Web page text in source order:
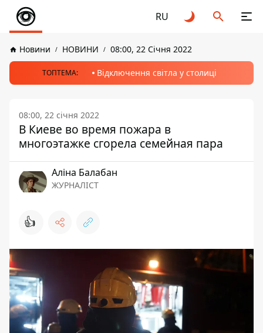
RU
Новини НОВИНИ 08:00, 22 Січня 2022
ТОПТЕМА: Відключення світла у столиці
08:00, 22 січня 2022
В Киеве во время пожара в
многоэтажке сгорела семейная пара
Аліна Балабан
ЖУРНАЛІСТ
👍